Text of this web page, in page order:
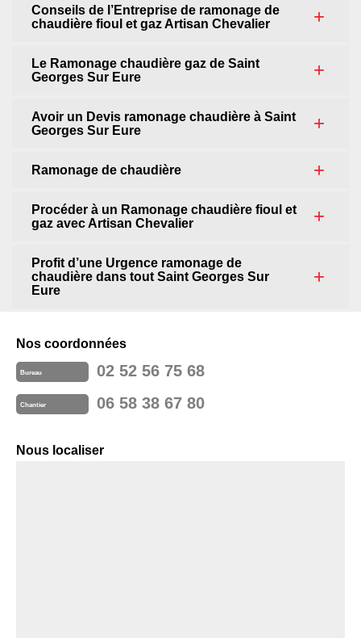
Conseils de l’Entreprise de ramonage de
chaudière fioul et gaz Artisan Chevalier
Le Ramonage chaudière gaz de Saint
Georges Sur Eure
Avoir un Devis ramonage chaudière à Saint
Georges Sur Eure
Ramonage de chaudière
Procéder à un Ramonage chaudière fioul et
gaz avec Artisan Chevalier
Profit d’une Urgence ramonage de
chaudière dans tout Saint Georges Sur
Eure
Nos coordonnées
Bureau 02 52 56 75 68
Chantier 06 58 38 67 80
Nous localiser